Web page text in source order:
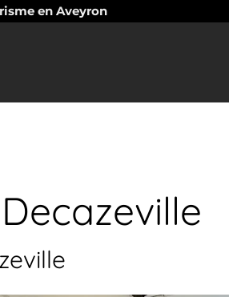
en Aveyron